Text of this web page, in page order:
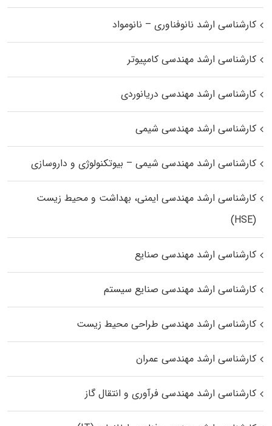
کارشناسی ارشد نانوفناوری – نانومواد
کارشناسی ارشد مهندسی کامپیوتر
کارشناسی ارشد مهندسی دریانوردی
کارشناسی ارشد مهندسی شیمی
کارشناسی ارشد مهندسی شیمی – بیوتکنولوژی و داروسازی
کارشناسی ارشد مهندسی ایمنی، بهداشت و محیط زیست
(HSE)
کارشناسی ارشد مهندسی صنایع
کارشناسی ارشد مهندسی صنایع سیستم
کارشناسی ارشد مهندسی طراحی محیط زیست
کارشناسی ارشد مهندسی عمران
کارشناسی ارشد مهندسی فرآوری و انتقال گاز